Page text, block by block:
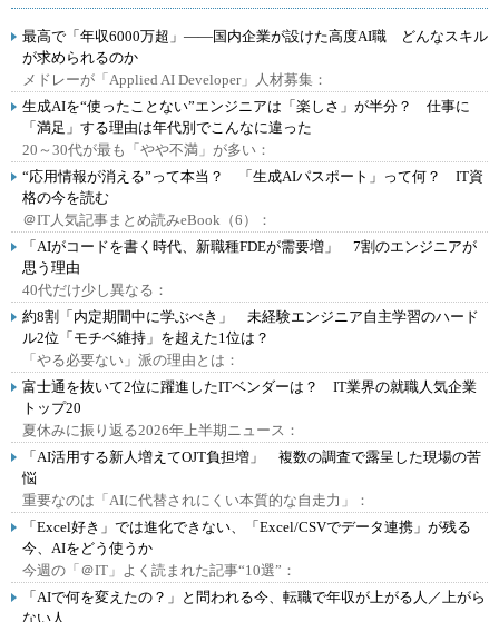
最高で「年収6000万超」――国内企業が設けた高度AI職 どんなスキル
が求められるのか
メドレーが「Applied AI Developer」人材募集：
生成AIを“使ったことない”エンジニアは「楽しさ」が半分？ 仕事に
「満足」する理由は年代別でこんなに違った
20～30代が最も「やや不満」が多い：
“応用情報が消える”って本当？ 「生成AIパスポート」って何？ IT資
格の今を読む
＠IT人気記事まとめ読みeBook（6）：
「AIがコードを書く時代、新職種FDEが需要増」 7割のエンジニアが
思う理由
40代だけ少し異なる：
約8割「内定期間中に学ぶべき」 未経験エンジニア自主学習のハード
ル2位「モチベ維持」を超えた1位は？
「やる必要ない」派の理由とは：
富士通を抜いて2位に躍進したITベンダーは？ IT業界の就職人気企業
トップ20
夏休みに振り返る2026年上半期ニュース：
「AI活用する新人増えてOJT負担増」 複数の調査で露呈した現場の苦
悩
重要なのは「AIに代替されにくい本質的な自走力」：
「Excel好き」では進化できない、「Excel/CSVでデータ連携」が残る
今、AIをどう使うか
今週の「＠IT」よく読まれた記事“10選”：
「AIで何を変えたの？」と問われる今、転職で年収が上がる人／上がら
ない人